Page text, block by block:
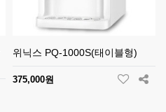
위닉스 PQ-1000S(태이블형)
375,000원